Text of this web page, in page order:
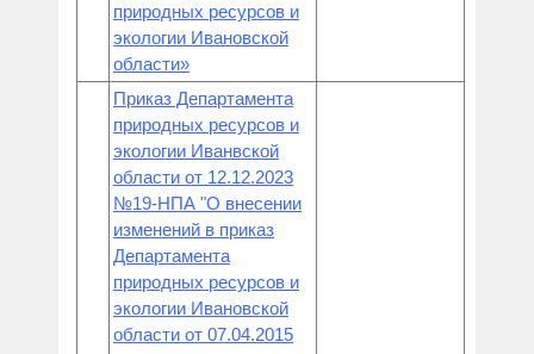
природных ресурсов и
экологии Ивановской
области»
Приказ Департамента
природных ресурсов и
экологии Иванвской
области от 12.12.2023
№19-НПА "О внесении
изменений в приказ
Департамента
природных ресурсов и
экологии Ивановской
области от 07.04.2015